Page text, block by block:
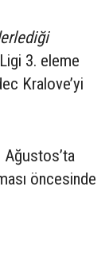
3. eleme
Kralove’yi
Ağustos’ta
öncesinde